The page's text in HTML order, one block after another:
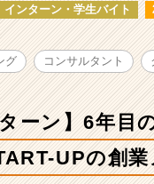
年
急
ヘ
ル
ス
ケ
インターン・学生バイト
グ コンサルタント
ーン】6年目
UPの創